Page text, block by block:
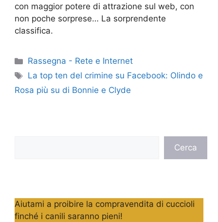
con maggior potere di attrazione sul web, con
non poche sorprese… La sorprendente
classifica.
Categorie
Rassegna - Rete e Internet
Tag
La top ten del crimine su Facebook: Olindo e
Rosa più su di Bonnie e Clyde
Cerca
Aiutami a proibire la compravendita di cuccioli
finché i canili saranno pieni!